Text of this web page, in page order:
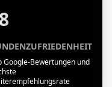
Google-Bewertungen und